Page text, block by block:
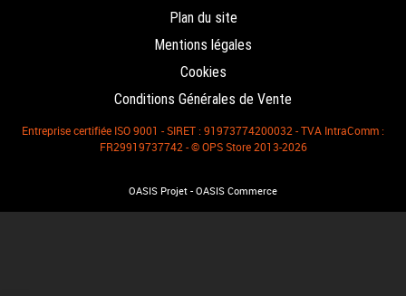
Plan du site
Mentions légales
Cookies
Conditions Générales de Vente
Entreprise certifiée ISO 9001 - SIRET : 91973774200032 - TVA IntraComm :
FR29919737742 - © OPS Store 2013-2026
OASIS Projet - OASIS Commerce